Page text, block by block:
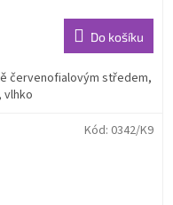
Do košíku
červenofialovým středem,
vlhko
Kód: 0342/K9